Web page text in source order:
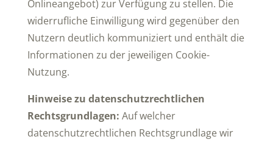
Onlineangebot) zur Verfügung zu stellen. Die
widerrufliche Einwilligung wird gegenüber den
Nutzern deutlich kommuniziert und enthält die
Informationen zu der jeweiligen Cookie-
Nutzung.
Hinweise zu datenschutzrechtlichen
Rechtsgrundlagen: Auf welcher
datenschutzrechtlichen Rechtsgrundlage wir